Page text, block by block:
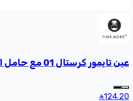
عين تايمور كرستال 01 مع حامل اكرليك
124.20